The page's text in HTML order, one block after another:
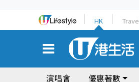
HK
演唱會 優惠著數